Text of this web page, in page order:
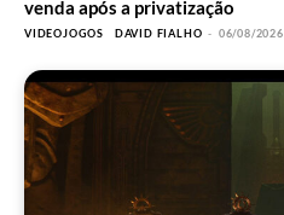
venda após a privatização
VIDEOJOGOS DAVID FIALHO - 06/08/2026